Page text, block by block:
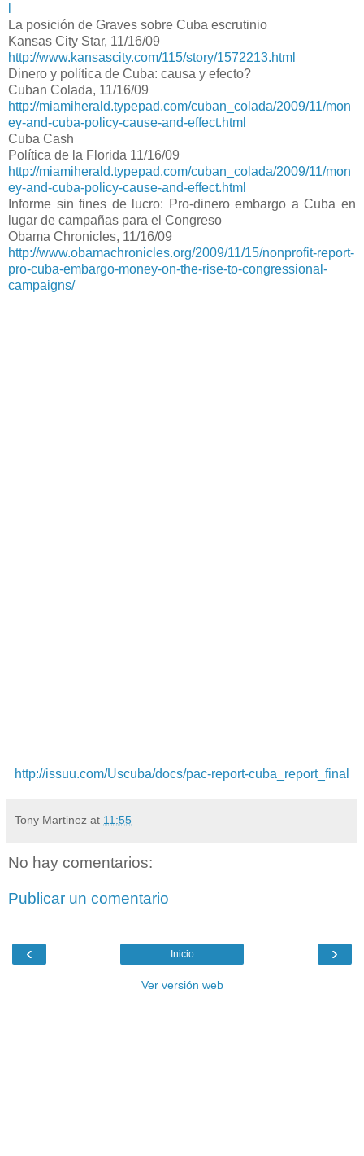
La posición de Graves sobre Cuba escrutinio
Kansas City Star, 11/16/09
http://www.kansascity.com/115/story/1572213.html
Dinero y política de Cuba: causa y efecto?
Cuban Colada, 11/16/09
http://miamiherald.typepad.com/cuban_colada/2009/11/mon
ey-and-cuba-policy-cause-and-effect.html
Cuba Cash
Política de la Florida 11/16/09
http://miamiherald.typepad.com/cuban_colada/2009/11/mon
ey-and-cuba-policy-cause-and-effect.html
Informe sin fines de lucro: Pro-dinero embargo a Cuba en
lugar de campañas para el Congreso
Obama Chronicles, 11/16/09
http://www.obamachronicles.org/2009/11/15/nonprofit-report-
pro-cuba-embargo-money-on-the-rise-to-congressional-
campaigns/
http://issuu.com/Uscuba/docs/pac-report-cuba_report_final
Tony Martinez at 11:55
No hay comentarios:
Publicar un comentario
‹ ›
Inicio
Ver versión web